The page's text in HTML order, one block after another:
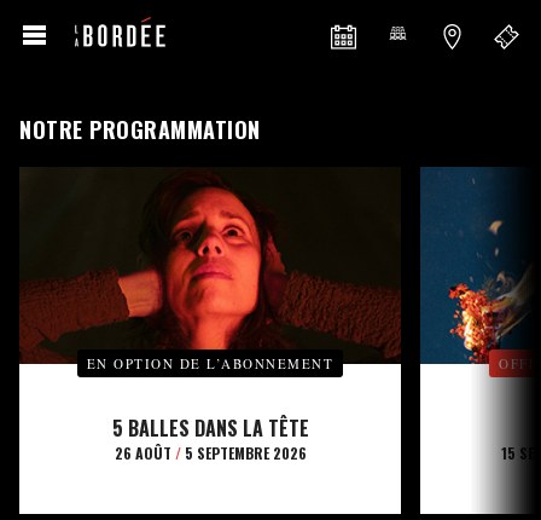
NOTRE PROGRAMMATION
EN OPTION DE L’ABONNEMENT
5 BALLES DANS LA TÊTE
26 AOÛT /5 SEPTEMBRE 2026 15